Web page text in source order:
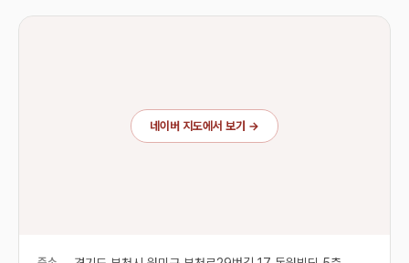
네이버 지도에서 보기 →